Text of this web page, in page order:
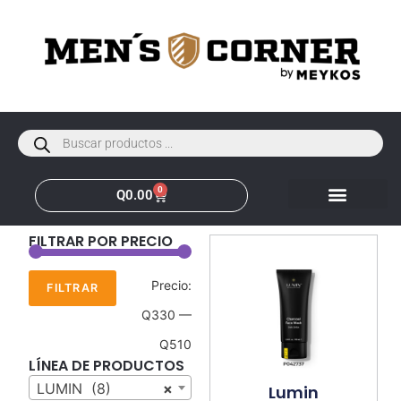
Q0.00 0
FILTRAR POR PRECIO
FILTRAR
Precio:
Q330 —
Q510
LÍNEA DE PRODUCTOS
×
LUMIN (8)
Lumin